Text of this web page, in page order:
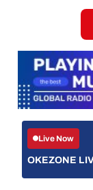
Live Now
OKEZONE